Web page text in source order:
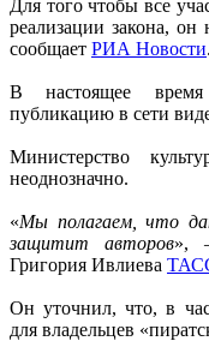
Для того чтобы все
реализации закона, он
сообщает РИА Новости.
В настоящее время
публикацию в сети
Министерство
неоднозначно.
«Мы полагаем, что
защитит авторов»,
Григория Ивлиева
Он уточнил, что, в
для владельцев